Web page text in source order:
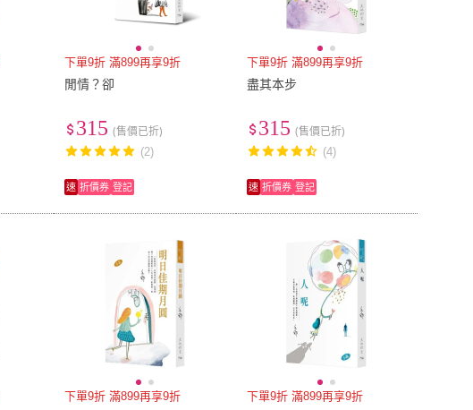
下單9折 滿899再享9折
閒情？卻
315 (售價已折)
(2)
速 折價券 登記
下單9折 滿899再享9折
盡其本步
315 (售價已折)
(4)
速 折價券 登記
下單9折 滿899再享9折 下單9折 滿899再享9折